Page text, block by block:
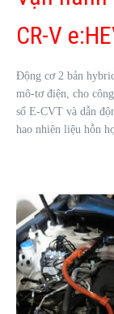
CR-V
Động cơ 2 bản
mô-tơ điện, cho
số E-CVT và dẫn
hao nhiên liệu hỗn